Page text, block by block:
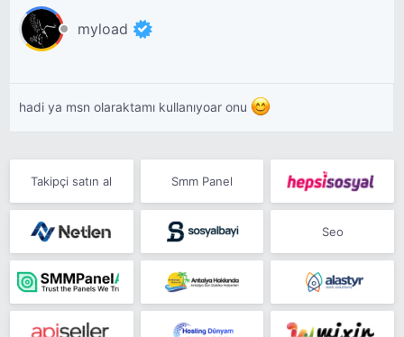
myload
hadi ya msn olaraktamı kullanıyoar onu
Takipçi satın al Smm Panel
Seo